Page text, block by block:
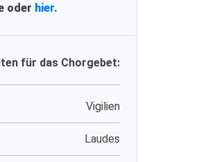
oder hier.
für das Chorgebet:
Vigilien
Laudes